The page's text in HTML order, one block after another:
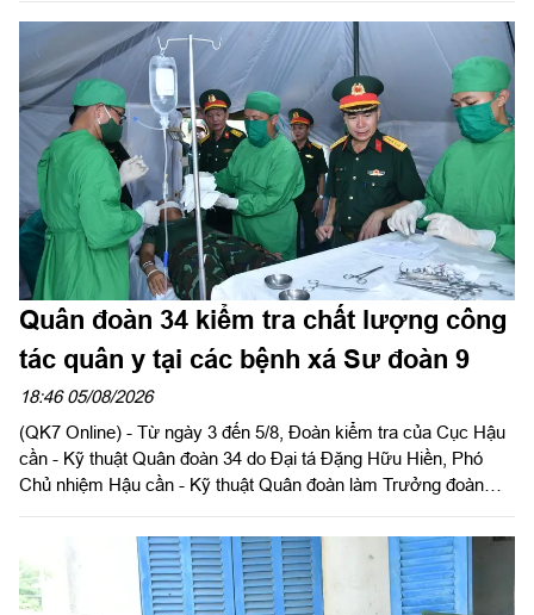
doanh nghiệp.
Quân đoàn 34 kiểm tra chất lượng công
tác quân y tại các bệnh xá Sư đoàn 9
18:46 05/08/2026
(QK7 Online) - Từ ngày 3 đến 5/8, Đoàn kiểm tra của Cục Hậu
cần - Kỹ thuật Quân đoàn 34 do Đại tá Đặng Hữu Hiền, Phó
Chủ nhiệm Hậu cần - Kỹ thuật Quân đoàn làm Trưởng đoàn
thuộc Sư đoàn 9. Đây là hoạt động nhằm đánh giá chất lượng
thực hiện nhiệm vụ, đồng thời chuẩn bị cho đợt kiểm tra toàn
diện của Cục Quân y năm 2026.